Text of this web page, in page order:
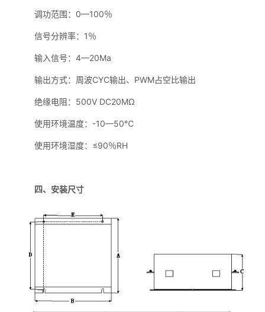
调功范围：0—100％
信号分辨率：1％
输入信号：4—20Ma
输出方式：周波CYC输出、PWM占空比输出
绝缘电阻：500V DC20MΩ
使用环境温度：-10—50℃
使用环境湿度：≤90％RH
四、安装尺寸